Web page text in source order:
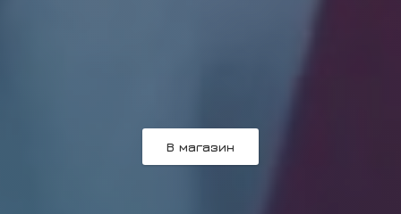
В магазин